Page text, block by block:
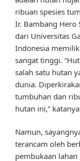
ribuan spesies
Ir. Bambang Hero
dari Universitas
Indonesia
sangat tinggi.
salah satu hutan
dunia.
tumbuhan dan
hutan ini,”
Namun,
terancam oleh
pembukaan